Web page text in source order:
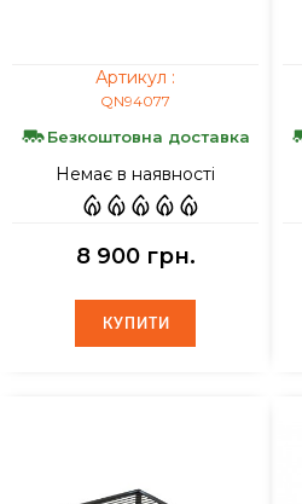
Артикул :
QN94077
Безкоштовна доставка
Немає в наявності
8 900 грн.
КУПИТИ
КУПИТИ